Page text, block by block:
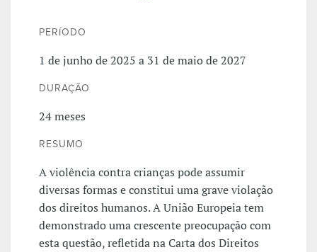
PERÍODO
1 de junho de 2025 a 31 de maio de 2027
DURAÇÃO
24 meses
RESUMO
A violência contra crianças pode assumir
diversas formas e constitui uma grave violação
dos direitos humanos. A União Europeia tem
demonstrado uma crescente preocupação com
esta questão, refletida na Carta dos Direitos